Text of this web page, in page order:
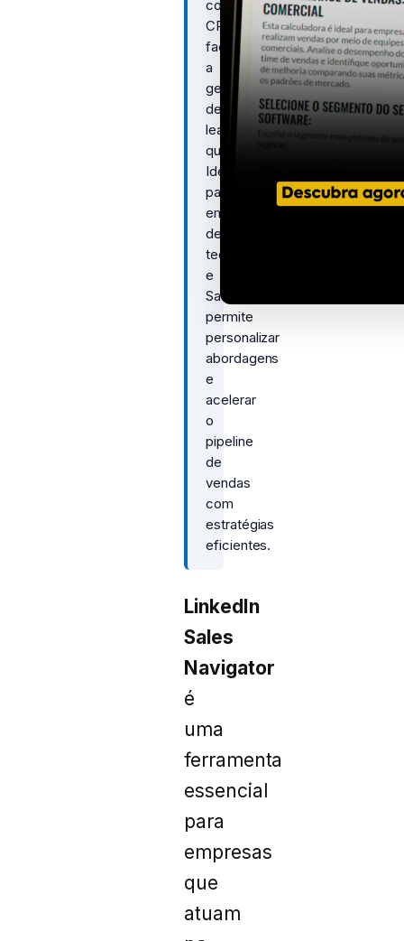
com
CRM,
facilitando
a
geração
de
leads
qualificados.
Ideal
para
empresas
de
tecnologia
e
SaaS,
permite
personalizar
abordagens
e
acelerar
o
pipeline
de
vendas
com
estratégias
eficientes.
LinkedIn
Sales
Navigator
é
uma
ferramenta
essencial
para
empresas
que
atuam